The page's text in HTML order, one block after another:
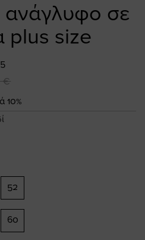
σε
plus size
€
10%
52
60